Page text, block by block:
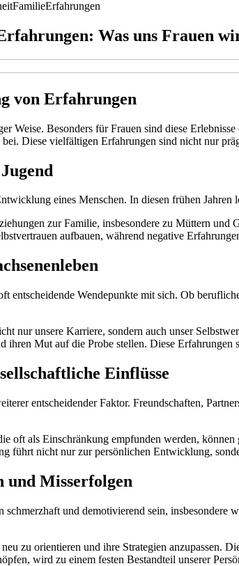
FamilieErfahrungen
Was uns Frauen
von Erfahrungen
Weise. Besonders für Frauen sind diese
Diese vielfältigen Erfahrungen sind nicht nur
eines Menschen. In diesen frühen
zur Familie, insbesondere zu Müttern
aufbauen, während negative
entscheidende Wendepunkte mit sich. Ob
nur unsere Karriere, sondern auch unser
ihren Mut auf die Probe stellen. Diese
Einflüsse
entscheidender Faktor. Freundschaften,
oft als Einschränkung empfunden werden,
führt nicht nur zur persönlichen Entwicklung,
und Misserfolgen
und demotivierend sein,
zu orientieren und ihre Strategien anzupassen.
wird zu einem festen Bestandteil unserer